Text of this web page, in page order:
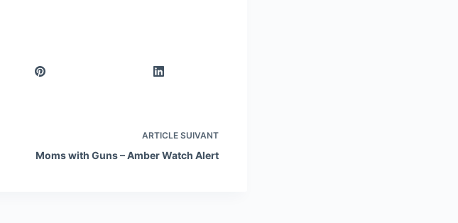
ARTICLE SUIVANT
Moms with Guns – Amber Watch Alert